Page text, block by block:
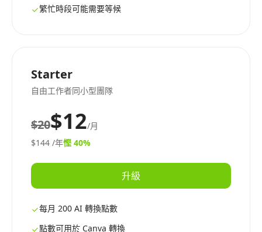
繁忙時段可能需要等候
Starter
自由工作者同小型團隊
$20$12/月
$144 /年慳 40%
升級
每月 200 AI 轉換點數
點數可用於 Canva 轉換